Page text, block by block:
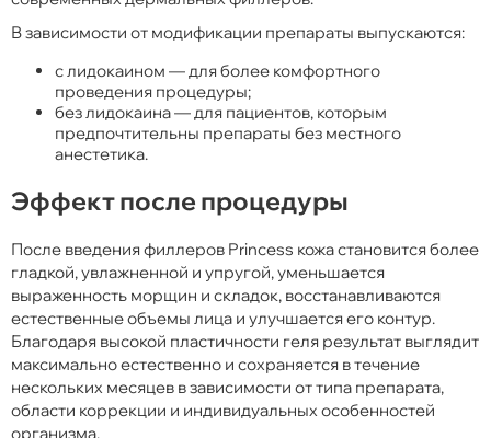
В зависимости от модификации препараты выпускаются:
с лидокаином — для более комфортного
проведения процедуры;
без лидокаина — для пациентов, которым
предпочтительны препараты без местного
анестетика.
Эффект после процедуры
После введения филлеров Princess кожа становится более
гладкой, увлажненной и упругой, уменьшается
выраженность морщин и складок, восстанавливаются
естественные объемы лица и улучшается его контур.
Благодаря высокой пластичности геля результат выглядит
максимально естественно и сохраняется в течение
нескольких месяцев в зависимости от типа препарата,
области коррекции и индивидуальных особенностей
организма.